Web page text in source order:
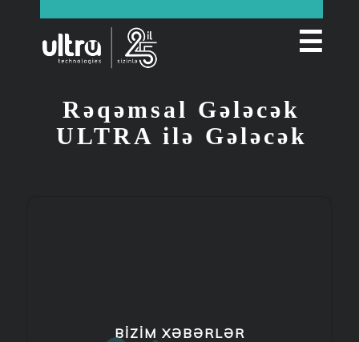
☰
Rəqəmsal Gələcək
ULTRA ilə Gələcək
BIZIM XƏBƏRLƏR